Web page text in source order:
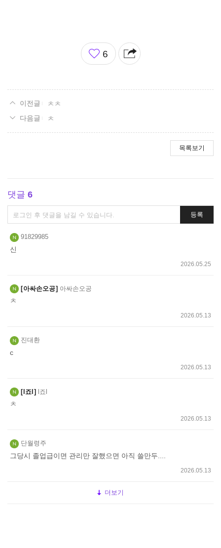
좋
아
6
ㅊㅊ
ㅊ
목록보기
댓글 6
댓
글
쓰
기
등록
91829985
신
2026.05.25
아싸손오공 아싸손오공
ㅊ
2026.05.13
진대환
c
2026.05.13
l죠l l죠l
ㅊ
2026.05.13
단월령주
그당시 졸업급이면 관리만 잘했으면 아직 쓸만두....
2026.05.13
더보기